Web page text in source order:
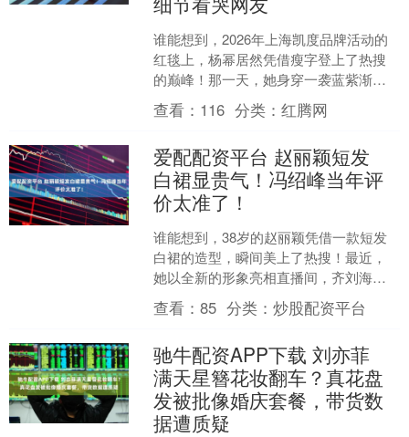
谁能想到，2026年上海凯度品牌活动的
红毯上，杨幂居然凭借瘦字登上了热搜
的巅峰！那一天，她身穿一袭蓝紫渐变
色的水元素高定服装，层层叠叠的设计
仿佛展示着流动的水波....
查看： 116 分类：红腾网
爱配配资平台 赵丽颖短发
白裙显贵气！冯绍峰当年评
价太准了！
谁能想到，38岁的赵丽颖凭借一款短发
白裙的造型，瞬间美上了热搜！最近，
她以全新的形象亮相直播间，齐刘海的
短发与白色缎面长裙相得益彰，瞬间从
温婉的少女模样，转变成....
查看：85 分类：炒股配资平台
驰牛配资APP下载 刘亦菲
满天星簪花妆翻车？真花盘
发被批像婚庆套餐，带货数
据遭质疑